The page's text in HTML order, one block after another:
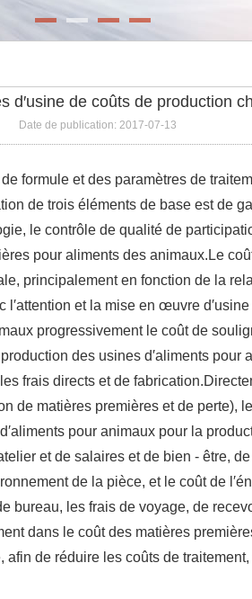
d′usine de coûts de production
Date de publication: 2017-07-13
formule et des paramètres de
de trois éléments de base est de
le contrôle de qualité de
pour aliments des animaux.Le
principalement en fonction de la
et la mise en œuvre
progressivement le coût de
des usines d′aliments
frais directs et de
de matières premières et de perte),
pour animaux pour la
et de salaires et de bien - être,
de la pièce, et le coût de
bureau, les frais de voyage, de
dans le coût des matières
de réduire les coûts de